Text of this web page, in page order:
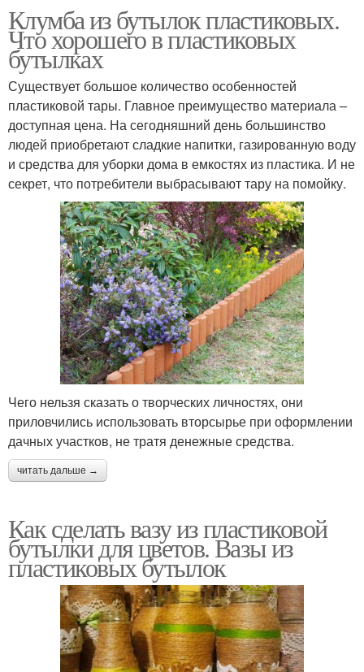
Клумба из бутылок пластиковых.
Что хорошего в пластиковых
бутылках
Существует большое количество особенностей
пластиковой тары. Главное преимущество материала –
доступная цена. На сегодняшний день большинство
людей приобретают сладкие напитки, газированную воду
и средства для уборки дома в емкостях из пластика. И не
секрет, что потребители выбрасывают тару на помойку.
Чего нельзя сказать о творческих личностях, они
приловчились использовать вторсырье при оформлении
дачных участков, не тратя денежные средства.
читать дальше →
Как сделать вазу из пластиковой
бутылки для цветов. Вазы из
пластиковых бутылок